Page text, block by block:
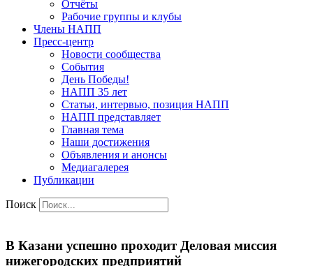
Отчёты
Рабочие группы и клубы
Члены НАПП
Пресс-центр
Новости сообщества
События
День Победы!
НАПП 35 лет
Статьи, интервью, позиция НАПП
НАПП представляет
Главная тема
Наши достижения
Объявления и анонсы
Медиагалерея
Публикации
Поиск
В Казани успешно проходит Деловая миссия
нижегородских предприятий